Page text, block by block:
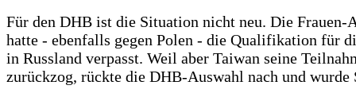
Für den DHB ist die Situation nicht neu. Die Frauen-
hatte - ebenfalls gegen Polen - die Qualifikation für
in Russland verpasst. Weil aber Taiwan seine
zurückzog, rückte die DHB-Auswahl nach und wurde